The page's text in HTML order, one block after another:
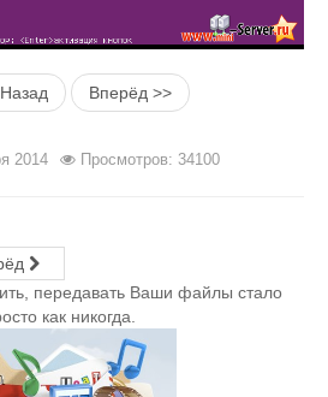
Вперёд >>
2014 Просмотров: 34100
передавать Ваши файлы стало
как никогда.